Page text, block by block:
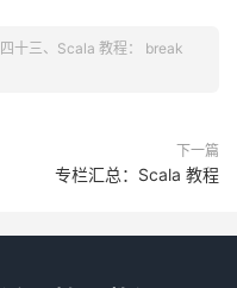
四十三、Scala 教程： break
下一篇
专栏汇总：Scala 教程